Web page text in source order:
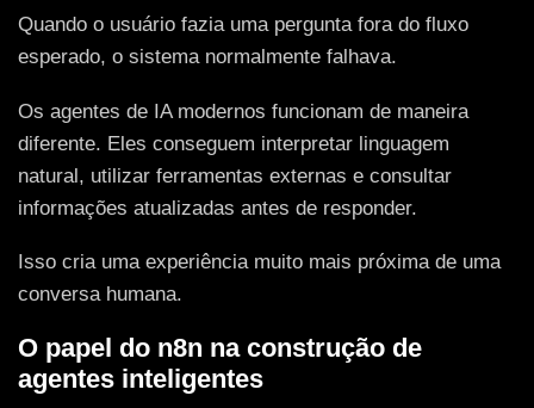
Quando o usuário fazia uma pergunta fora do fluxo
esperado, o sistema normalmente falhava.
Os agentes de IA modernos funcionam de maneira
diferente. Eles conseguem interpretar linguagem
natural, utilizar ferramentas externas e consultar
informações atualizadas antes de responder.
Isso cria uma experiência muito mais próxima de uma
conversa humana.
O papel do n8n na construção de
agentes inteligentes